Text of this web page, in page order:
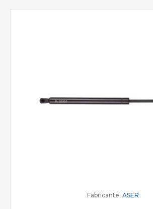
Fabricante: ASER